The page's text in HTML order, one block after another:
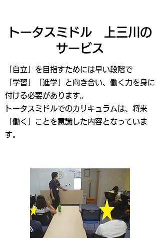
トータスミドル 上三川の
サービス
「自立」を目指すためには早い段階で
「学習」「進学」と向き合い、働く力を身に
付ける必要があります。
トータスミドルでのカリキュラムは、将来
「働く」ことを意識した内容となっていま
す。